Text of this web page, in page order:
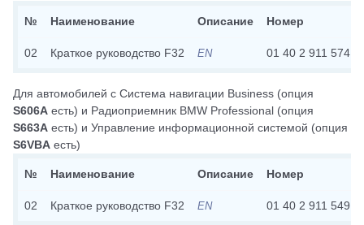
№ Наименование Описание Номер
02 Краткое руководство F32 EN 01 40 2 911 574
Для автомобилей с Система навигации Business (опция
S606A есть) и Радиоприемник BMW Professional (опция
S663A есть) и Управление информационной системой (опция
S6VBA есть)
№ Наименование Описание Номер
02 Краткое руководство F32 EN 01 40 2 911 549